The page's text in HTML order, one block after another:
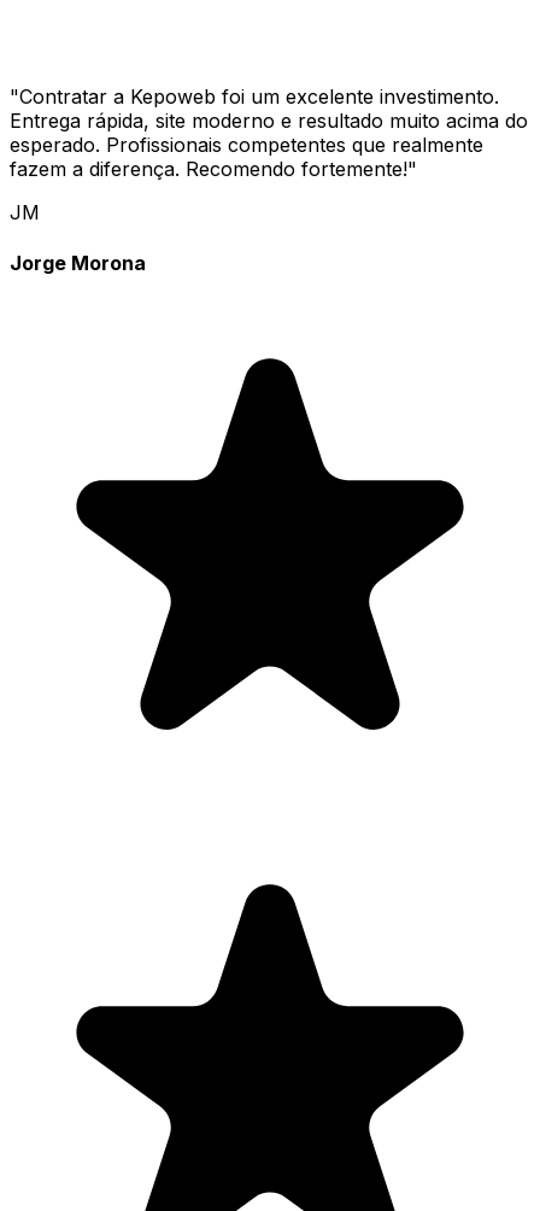
"Contratar a Kepoweb foi um excelente investimento.
Entrega rápida, site moderno e resultado muito acima do
esperado. Profissionais competentes que realmente
fazem a diferença. Recomendo fortemente!"
JM
Jorge Morona